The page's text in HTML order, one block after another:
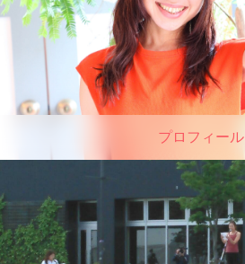
プロフィール